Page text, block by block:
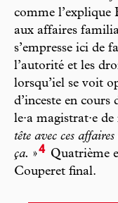
comme l’explique
aux affaires
s’empresse ici de
l’autorité et les
lorsqu’iel se voit
d’inceste en
le·a magistrat·e
tête avec ces
ça. »4 Quatrième
Couperet final.